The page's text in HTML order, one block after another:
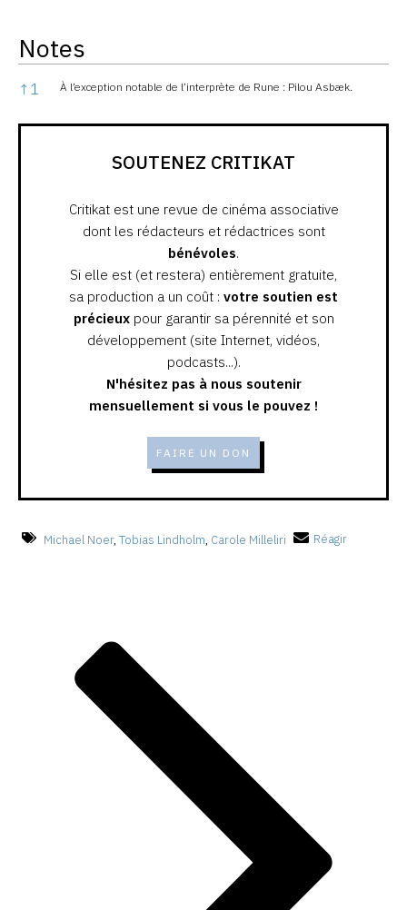
Notes
Notes
↑ 1 À l’exception notable de l’interprète de Rune : Pilou Asbæk.
SOUTENEZ CRITIKAT
Critikat est une revue de cinéma associative
dont les rédacteurs et rédactrices sont
bénévoles.
Si elle est (et restera) entièrement gratuite,
sa production a un coût : votre soutien est
précieuxpour garantir sa pérennité et son
développement (site Internet, vidéos,
podcasts...).
N'hésitez pas à nous soutenir
mensuellement si vous le pouvez !
FAIRE UN DON
Michael Noer, Tobias Lindholm, Carole Milleliri Réagir